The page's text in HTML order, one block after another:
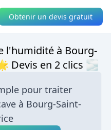
Obtenir un devis gratuit
l'humidité à Bourg-
Devis en 2 clics 🌫
pour traiter
à Bourg-Saint-